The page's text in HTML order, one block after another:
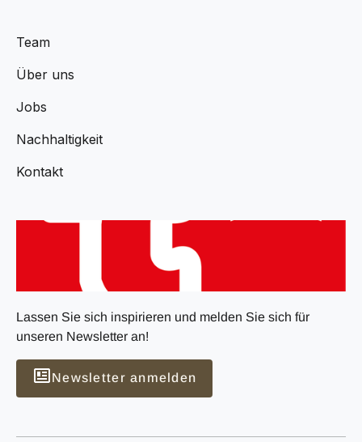
Team
Über uns
Jobs
Nachhaltigkeit
Kontakt
Lassen Sie sich inspirieren und melden Sie sich für
unseren Newsletter an!
Newsletter anmelden